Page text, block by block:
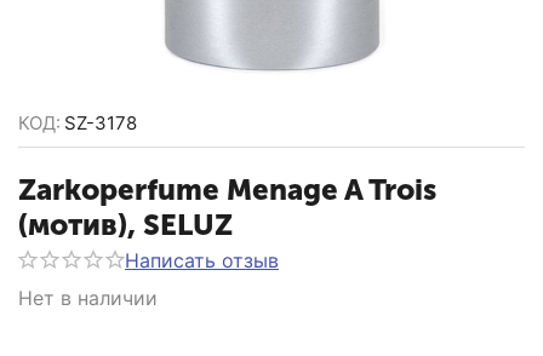
КОД: SZ-3178
Zarkoperfume Menage A Trois
(мотив), SELUZ
Написать отзыв
Нет в наличии